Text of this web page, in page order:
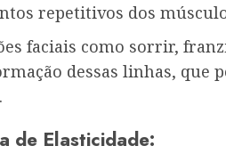
repetitivos dos
faciais como sorrir,
dessas linhas, que
de Elasticidade: